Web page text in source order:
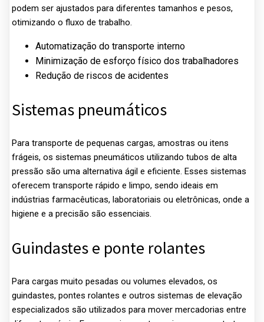
podem ser ajustados para diferentes tamanhos e pesos,
otimizando o fluxo de trabalho.
Automatização do transporte interno
Minimização de esforço físico dos trabalhadores
Redução de riscos de acidentes
Sistemas pneumáticos
Para transporte de pequenas cargas, amostras ou itens
frágeis, os sistemas pneumáticos utilizando tubos de alta
pressão são uma alternativa ágil e eficiente. Esses sistemas
oferecem transporte rápido e limpo, sendo ideais em
indústrias farmacêuticas, laboratoriais ou eletrônicas, onde a
higiene e a precisão são essenciais.
Guindastes e ponte rolantes
Para cargas muito pesadas ou volumes elevados, os
guindastes, pontes rolantes e outros sistemas de elevação
especializados são utilizados para mover mercadorias entre